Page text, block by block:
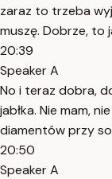
zaraz to trzeba
muszę. Dobrze, to
20:39
Speaker A
No i teraz dobra,
jabłka. Nie mam,
diamentów przy
20:50
Speaker A